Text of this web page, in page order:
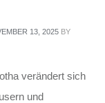
13, 2025 BY
verändert sich
und